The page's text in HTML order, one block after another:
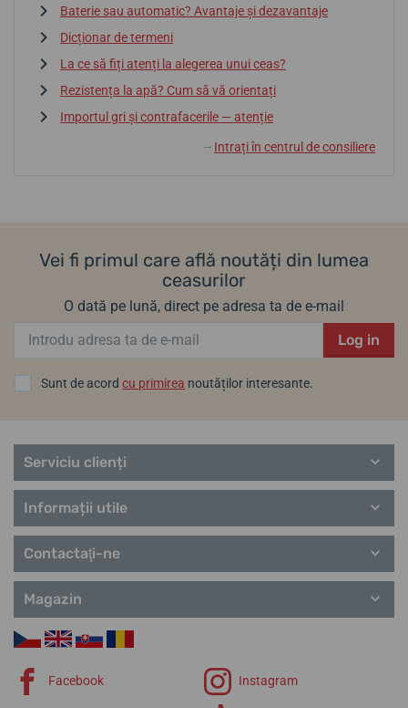
Baterie sau automatic? Avantaje și dezavantaje
Dicționar de termeni
La ce să fiți atenți la alegerea unui ceas?
Rezistența la apă? Cum să vă orientați
Importul gri și contrafacerile — atenție
↓ Intrați în centrul de consiliere
Vei fi primul care află noutăți din lumea
ceasurilor
O dată pe lună, direct pe adresa ta de e-mail
Log in
Sunt de acord cu primirea noutăților interesante.
Serviciu clienți
Informații utile
Contactaţi-ne
Magazin
Facebook Instagram